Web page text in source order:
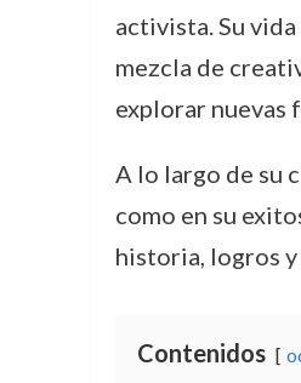
activista. Su
mezcla de
explorar nuevas
A lo largo de su
como en su
historia, logros
Contenidos